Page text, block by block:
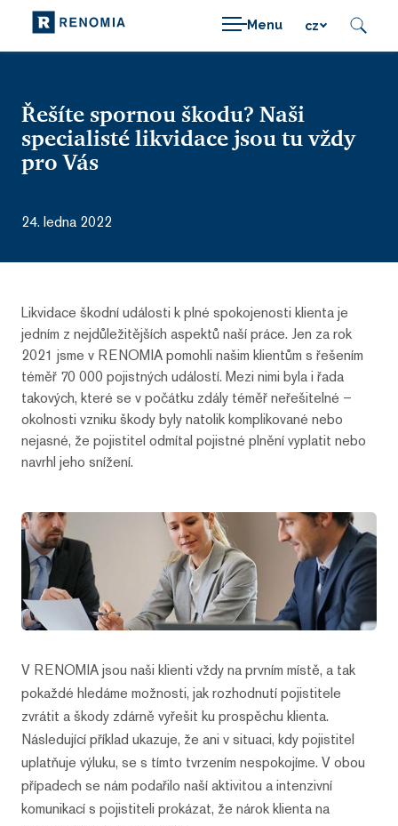
Menu cz
Řešíte spornou škodu? Naši
specialisté likvidace jsou tu vždy
pro Vás
24. ledna 2022
Likvidace škodní události k plné spokojenosti klienta je
jedním z nejdůležitějších aspektů naší práce. Jen za rok
2021 jsme v RENOMIA pomohli našim klientům s řešením
téměř 70 000 pojistných událostí. Mezi nimi byla i řada
takových, které se v počátku zdály téměř neřešitelné –
okolnosti vzniku škody byly natolik komplikované nebo
nejasné, že pojistitel odmítal pojistné plnění vyplatit nebo
navrhl jeho snížení.
V RENOMIA jsou naši klienti vždy na prvním místě, a tak
pokaždé hledáme možnosti, jak rozhodnutí pojistitele
zvrátit a škody zdárně vyřešit ku prospěchu klienta.
Následující příklad ukazuje, že ani v situaci, kdy pojistitel
uplatňuje výluku, se s tímto tvrzením nespokojíme. V obou
případech se nám podařilo naší aktivitou a intenzivní
komunikací s pojistiteli prokázat, že nárok klienta na